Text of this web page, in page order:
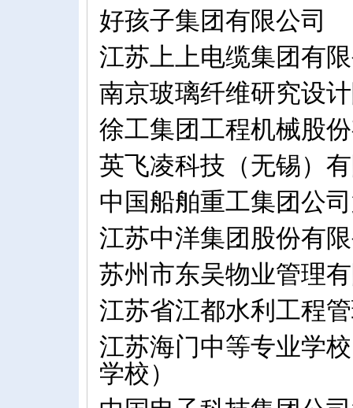
好孩子集团有限公司
江苏上上电缆集团有
南京玻璃纤维研究设
徐工集团工程机械股
英飞凌科技（无锡）
中国船舶重工集团公
江苏中洋集团股份有
苏州市东吴物业管理
江苏省江都水利工程
江苏海门中等专业学
学校）